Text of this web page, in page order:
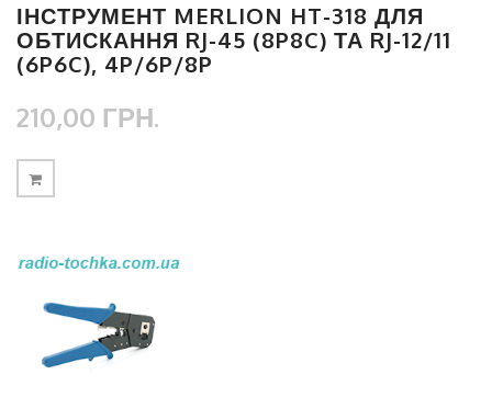
ІНСТРУМЕНТ MERLION HT-318 ДЛЯ
ОБТИСКАННЯ RJ-45 (8P8C) ТА RJ-12/11
(6P6C), 4P/6P/8P
210,00 ГРН.